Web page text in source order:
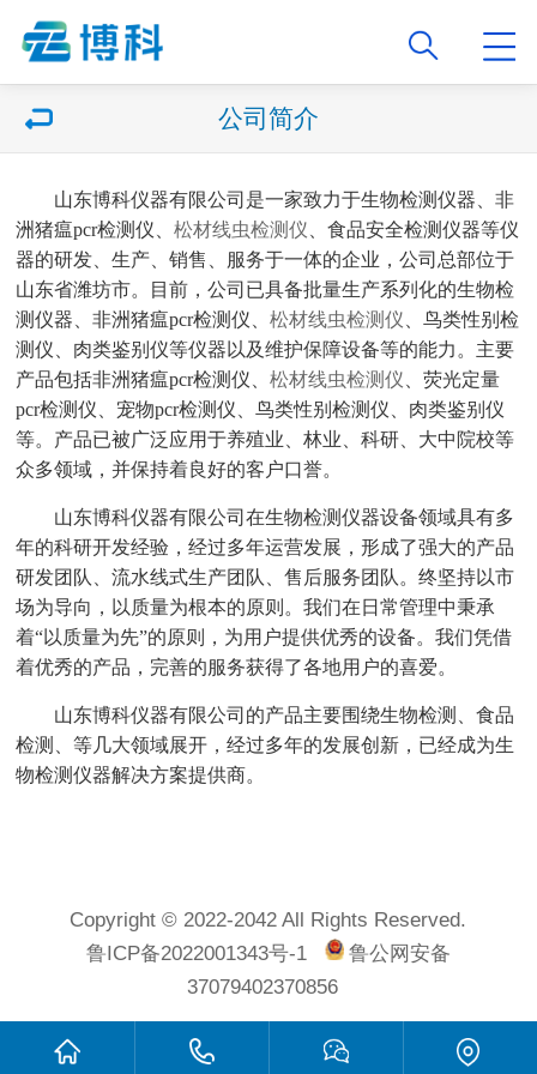
公司简介
山东博科仪器有限公司是一家致力于生物检测仪器、非
洲猪瘟pcr检测仪、松材线虫检测仪、食品安全检测仪器等仪
器的研发、生产、销售、服务于一体的企业，公司总部位于
山东省潍坊市。目前，公司已具备批量生产系列化的生物检
测仪器、非洲猪瘟pcr检测仪、松材线虫检测仪、鸟类性别检
测仪、肉类鉴别仪等仪器以及维护保障设备等的能力。主要
产品包括非洲猪瘟pcr检测仪、松材线虫检测仪、荧光定量
pcr检测仪、宠物pcr检测仪、鸟类性别检测仪、肉类鉴别仪
等。产品已被广泛应用于养殖业、林业、科研、大中院校等
众多领域，并保持着良好的客户口誉。
山东博科仪器有限公司在生物检测仪器设备领域具有多
年的科研开发经验，经过多年运营发展，形成了强大的产品
研发团队、流水线式生产团队、售后服务团队。终坚持以市
场为导向，以质量为根本的原则。我们在日常管理中秉承
着“以质量为先”的原则，为用户提供优秀的设备。我们凭借
着优秀的产品，完善的服务获得了各地用户的喜爱。
山东博科仪器有限公司的产品主要围绕生物检测、食品
检测、等几大领域展开，经过多年的发展创新，已经成为生
物检测仪器解决方案提供商。
Copyright © 2022-2042 All Rights Reserved.
鲁ICP备2022001343号-1
鲁公网安备
37079402370856